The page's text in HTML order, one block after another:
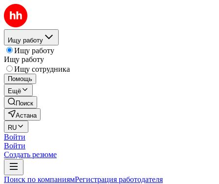
Ищу работу
Ищу работу
Ищу работу
Ищу сотрудника
Помощь
Ещё
Поиск
Астана
RU
Войти
Войти
Создать резюме
Поиск по компаниямРегистрация работодателя